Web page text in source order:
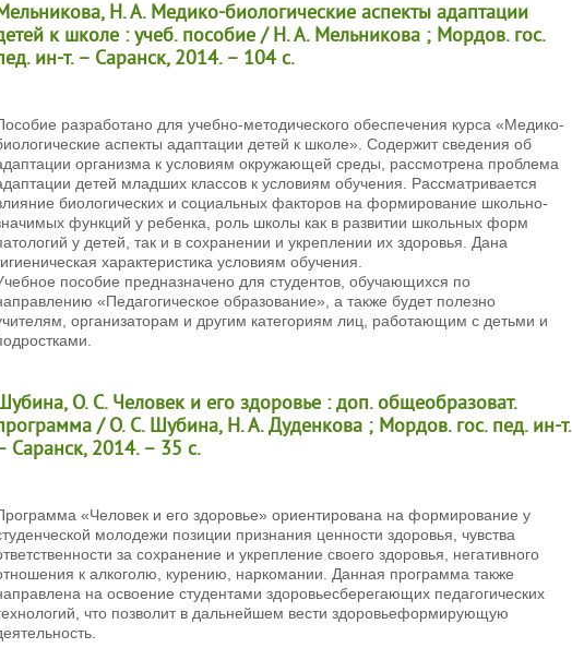
Н. А. Медико-биологические аспекты адаптации
к школе : учеб. пособие / Н. А. Мельникова ; Мордов. гос.
ин-т. – Саранск, 2014. – 104 с.
разработано для учебно-методического обеспечения курса «Медико-
аспекты адаптации детей к школе». Содержит сведения об
организма к условиям окружающей среды, рассмотрена проблема
детей младших классов к условиям обучения. Рассматривается
биологических и социальных факторов на формирование школьно-
функций у ребенка, роль школы как в развитии школьных форм
у детей, так и в сохранении и укреплении их здоровья. Дана
характеристика условиям обучения.
пособие предназначено для студентов, обучающихся по
«Педагогическое образование», а также будет полезно
организаторам и другим категориям лиц, работающим с детьми и
О. С. Человек и его здоровье : доп. общеобразоват.
/ О. С. Шубина, Н. А. Дуденкова ; Мордов. гос. пед. ин-т.
Саранск, 2014. – 35 с.
«Человек и его здоровье» ориентирована на формирование у
молодежи позиции признания ценности здоровья, чувства
за сохранение и укрепление своего здоровья, негативного
к алкоголю, курению, наркомании. Данная программа также
на освоение студентами здоровьесберегающих педагогических
что позволит в дальнейшем вести здоровьеформирующую